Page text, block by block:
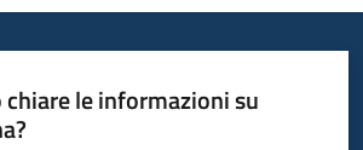
chiare le informazioni su